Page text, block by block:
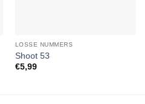
LOSSE NUMMERS
Shoot 53
€5,99